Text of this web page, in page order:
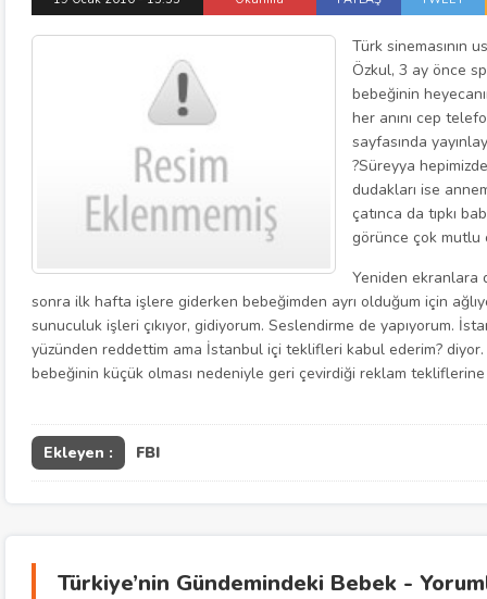
Türk sinemasının
Özkul, 3 ay önce
bebeğinin
her anını cep
sayfasında
?Süreyya
dudakları ise
çatınca da tıpkı
görünce çok mutlu
Yeniden ekranlara
sonra ilk hafta işlere giderken bebeğimden ayrı olduğum için
sunuculuk işleri çıkıyor, gidiyorum. Seslendirme de yapıyorum.
yüzünden reddettim ama İstanbul içi teklifleri kabul ederim?
bebeğinin küçük olması nedeniyle geri çevirdiği reklam tekliflerine
Ekleyen : FBI
Türkiye’nin Gündemindeki Bebek -